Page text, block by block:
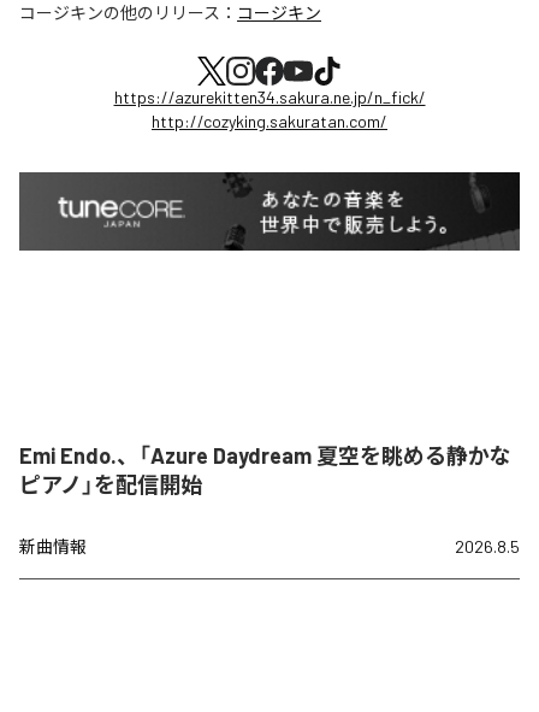
コージキンの他のリリース： コージキン
https://azurekitten34.sakura.ne.jp/n_fick/
http://cozyking.sakuratan.com/
Emi Endo.、「Azure Daydream 夏空を眺める静かな
ピアノ」を配信開始
新曲情報 2026.8.5